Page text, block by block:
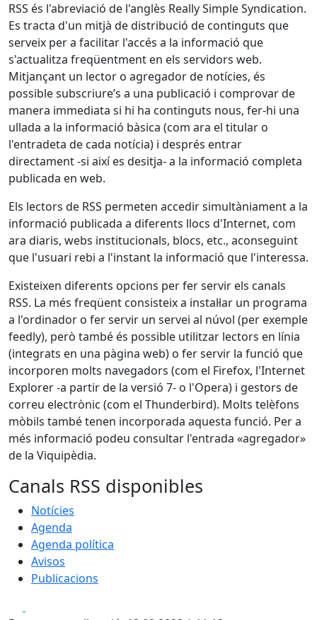
RSS és l'abreviació de l'anglès Really Simple Syndication.
Es tracta d'un mitjà de distribució de continguts que
serveix per a facilitar l'accés a la informació que
s'actualitza freqüentment en els servidors web.
Mitjançant un lector o agregador de notícies, és
possible subscriure’s a una publicació i comprovar de
manera immediata si hi ha continguts nous, fer-hi una
ullada a la informació bàsica (com ara el titular o
l'entradeta de cada notícia) i després entrar
directament -si així es desitja- a la informació completa
publicada en web.
Els lectors de RSS permeten accedir simultàniament a la
informació publicada a diferents llocs d'Internet, com
ara diaris, webs institucionals, blocs, etc., aconseguint
que l'usuari rebi a l'instant la informació que l'interessa.
Existeixen diferents opcions per fer servir els canals
RSS. La més freqüent consisteix a instal·lar un programa
a l'ordinador o fer servir un servei al núvol (per exemple
feedly), però també és possible utilitzar lectors en línia
(integrats en una pàgina web) o fer servir la funció que
incorporen molts navegadors (com el Firefox, l'Internet
Explorer -a partir de la versió 7- o l'Opera) i gestors de
correu electrònic (com el Thunderbird). Molts telèfons
mòbils també tenen incorporada aquesta funció. Per a
més informació podeu consultar l'entrada «agregador»
de la Viquipèdia.
Canals RSS disponibles
Notícies
Agenda
Agenda política
Avisos
Publicacions